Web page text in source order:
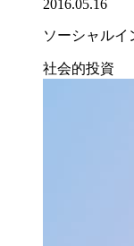
2016.05.16
ソーシャルイ
社会的投資